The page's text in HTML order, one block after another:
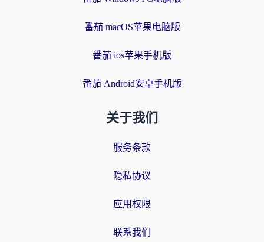
番茄 macOS苹果电脑版
番茄 ios苹果手机版
番茄 Android安卓手机版
关于我们
服务条款
隐私协议
应用权限
联系我们